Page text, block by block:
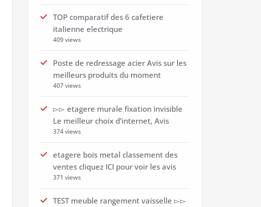
TOP comparatif des 6 cafetiere
italienne electrique
409 views
Poste de redressage acier Avis sur les
meilleurs produits du moment
407 views
▻▻ etagere murale fixation invisible
Le meilleur choix d’internet, Avis
374 views
etagere bois metal classement des
ventes cliquez ICI pour voir les avis
371 views
TEST meuble rangement vaisselle ▻▻